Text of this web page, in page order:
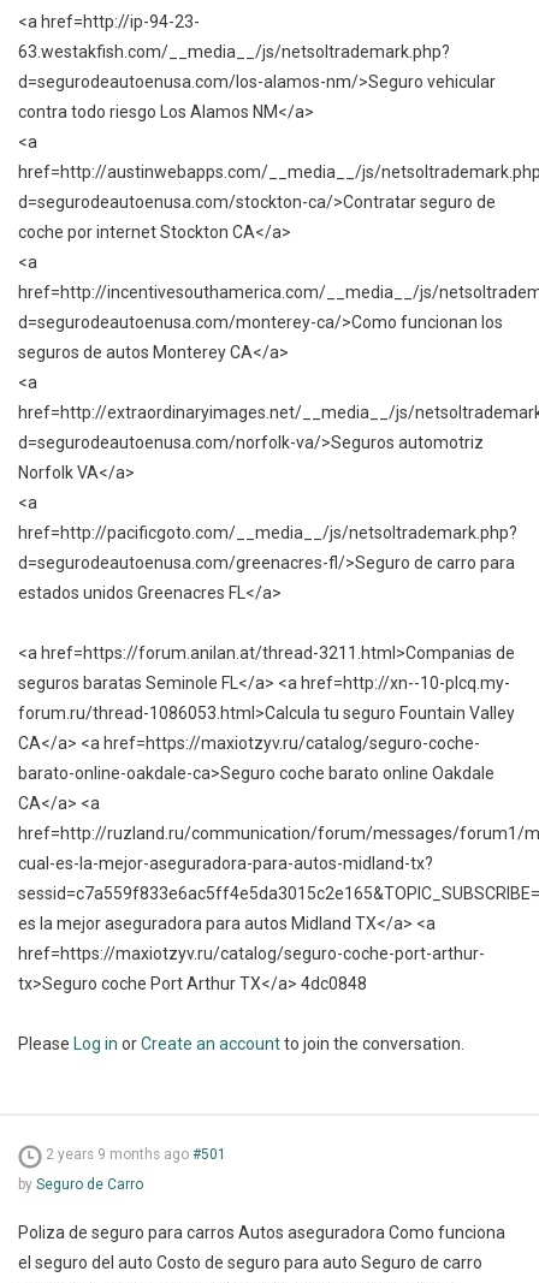
<a href=http://ip-94-23-
63.westakfish.com/__media__/js/netsoltrademark.php?
d=segurodeautoenusa.com/los-alamos-nm/>Seguro vehicular
contra todo riesgo Los Alamos NM</a>
<a
href=http://austinwebapps.com/__media__/js/
d=segurodeautoenusa.com/stockton-ca/>Contratar seguro de
coche por internet Stockton CA</a>
<a
href=http://incentivesouthamerica.com/__media__/js/
d=segurodeautoenusa.com/monterey-ca/>Como funcionan los
seguros de autos Monterey CA</a>
<a
href=http://extraordinaryimages.net/__media__/js/
d=segurodeautoenusa.com/norfolk-va/>Seguros automotriz
Norfolk VA</a>
<a
href=http://pacificgoto.com/__media__/js/netsoltrademark.php?
d=segurodeautoenusa.com/greenacres-fl/>Seguro de carro para
estados unidos Greenacres FL</a>
<a href=https://forum.anilan.at/thread-3211.html>Companias de
seguros baratas Seminole FL</a> <a href=http://xn--10-plcq.my-
forum.ru/thread-1086053.html>Calcula tu seguro Fountain Valley
CA</a> <a href=https://maxiotzyv.ru/catalog/seguro-coche-
barato-online-oakdale-ca>Seguro coche barato online Oakdale
CA</a> <a
href=http://ruzland.ru/communication/forum/messages/forum1/
cual-es-la-mejor-aseguradora-para-autos-midland-tx?
es la mejor aseguradora para autos Midland TX</a> <a
href=https://maxiotzyv.ru/catalog/seguro-coche-port-arthur-
tx>Seguro coche Port Arthur TX</a> 4dc0848
Please Log in orCreate an accountto join the conversation.
2 years 9 months ago #501
by Seguro de Carro
Poliza de seguro para carros Autos aseguradora Como funciona
el seguro del auto Costo de seguro para auto Seguro de carro